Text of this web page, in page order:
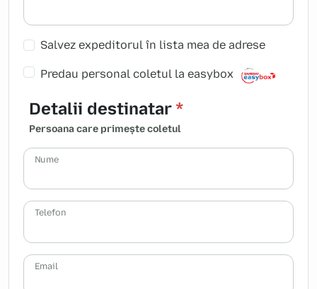
Salvez expeditorul în lista mea de adrese
Predau personal coletul la easybox
Detalii destinatar*
Persoana care primește coletul
Nume
Telefon
Email